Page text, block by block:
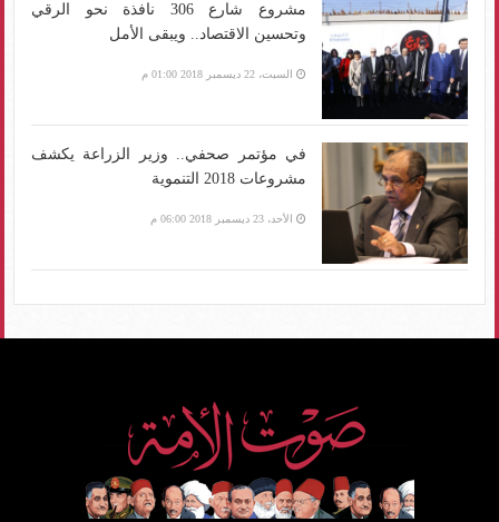
مشروع شارع 306 نافذة نحو الرقي
وتحسين الاقتصاد.. ويبقى الأمل
السبت، 22 ديسمبر 2018 01:00 م
في مؤتمر صحفي.. وزير الزراعة يكشف
مشروعات 2018 التنموية
الأحد، 23 ديسمبر 2018 06:00 م